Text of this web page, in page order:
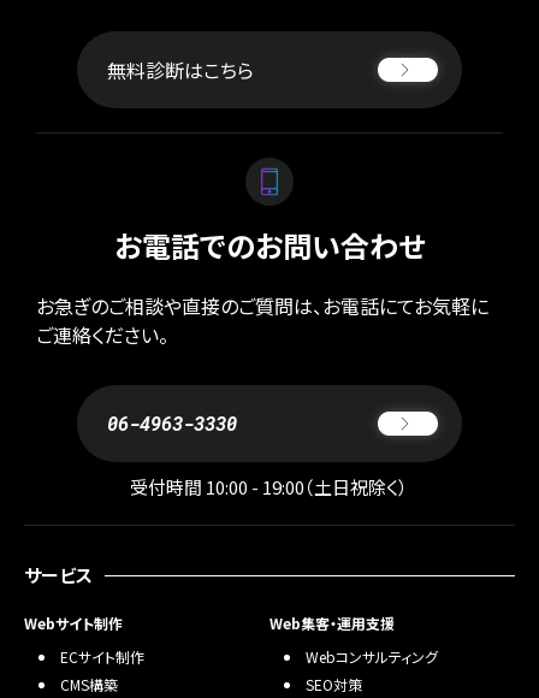
無料診断はこちら
お電話でのお問い合わせ
お急ぎのご相談や直接のご質問は、お電話にてお気軽に
ご連絡ください。
06-4963-3330
受付時間 10:00 - 19:00（土日祝除く）
サービス
Webサイト制作
ECサイト制作
CMS構築
Web集客・運用支援
Webコンサルティング
SEO対策